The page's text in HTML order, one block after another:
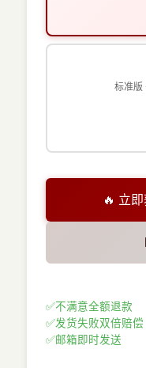
标准版
🔥 立
✅不满意全额退款
✅发货失败双倍赔偿
✅邮箱即时发送